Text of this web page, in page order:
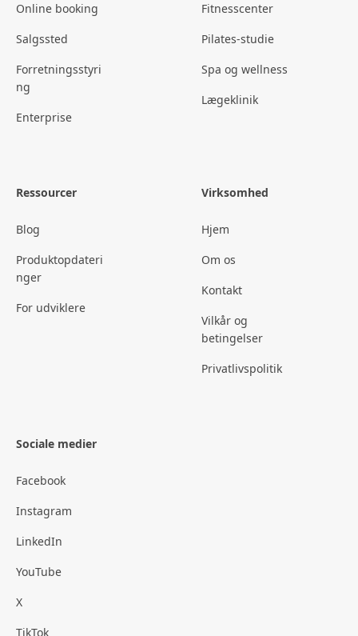
Online booking
Salgssted
Forretningsstyri
ng
Enterprise
Fitnesscenter
Pilates-studie
Spa og wellness
Lægeklinik
Ressourcer
Blog
Produktopdateri
nger
For udviklere
Virksomhed
Hjem
Om os
Kontakt
Vilkår og
betingelser
Privatlivspolitik
Sociale medier
Facebook
Instagram
LinkedIn
YouTube
X
TikTok